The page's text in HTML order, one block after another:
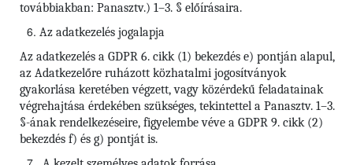
továbbiakban: Panasztv.) 1–3. § előírásaira.
Az adatkezelés jogalapja
Az adatkezelés a GDPR 6. cikk (1) bekezdés e) pontján alapul,
az Adatkezelőre ruházott közhatalmi jogosítványok
gyakorlása keretében végzett, vagy közérdekű feladatainak
végrehajtása érdekében szükséges, tekintettel a Panasztv. 1–3.
§-ának rendelkezéseire, figyelembe véve a GDPR 9. cikk (2)
bekezdés f) és g) pontját is.